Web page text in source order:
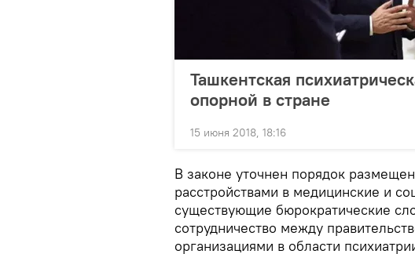
Ташкентская
опорной в стране
15 июня 2018, 18:16
В законе уточнен порядок
расстройствами в медицинские и
существующие бюрократические
сотрудничество между
организациями в области